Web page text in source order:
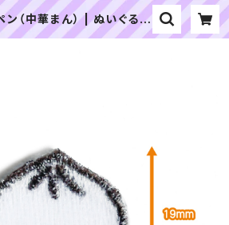
ン（中華まん） | ぬいぐるみ
ん｜「ぬい」の布地・材料の